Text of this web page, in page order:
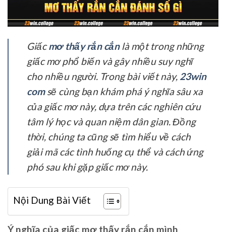
Giấcmơ thấy rắn cắnlà một trong những
giấc mơ phổ biến và gây nhiều suy nghĩ
cho nhiều người. Trong bài viết này, 23win
comsẽ cùng bạn khám phá ý nghĩa sâu xa
của giấc mơ này, dựa trên các nghiên cứu
tâm lý học và quan niệm dân gian. Đồng
thời, chúng ta cũng sẽ tìm hiểu về cách
giải mã các tình huống cụ thể và cách ứng
phó sau khi gặp giấc mơ này.
Nội Dung Bài Viết
Ý nghĩa của giấc mơ thấy rắn cắn mình